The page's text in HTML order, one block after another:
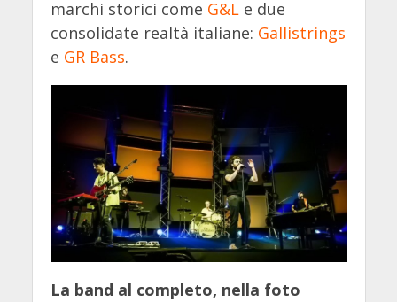
marchi storici come G&Le due
consolidate realtà italiane: Gallistrings
e GR Bass.
La band al completo, nella foto